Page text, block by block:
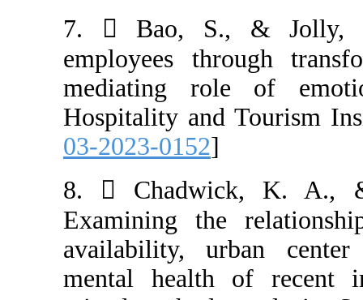
7.  Bao,
employees
mediating
Hospitality and
03-2023-0152
8. 
Examining
availability,
mental health